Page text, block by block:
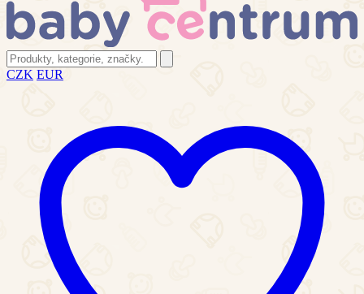
CZK EUR